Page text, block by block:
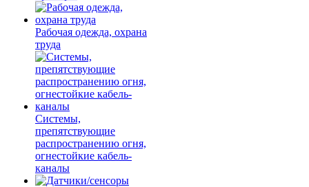
Рабочая одежда, охрана
труда
Системы,
препятствующие
распространению огня,
огнестойкие кабель-
каналы